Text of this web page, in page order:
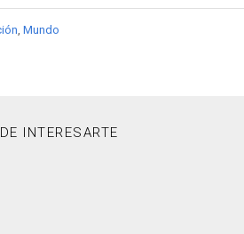
Mundo
INTERESARTE